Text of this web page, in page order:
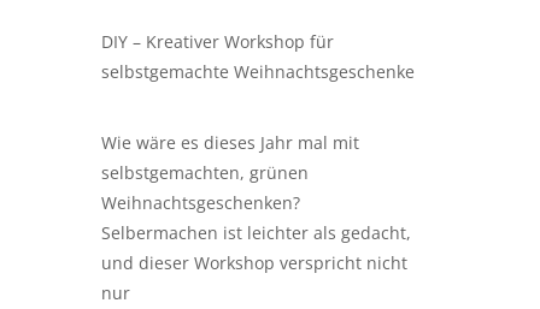
DIY – Kreativer Workshop für
selbstgemachte Weihnachtsgeschenke
Wie wäre es dieses Jahr mal mit
selbstgemachten, grünen
Weihnachtsgeschenken?
Selbermachen ist leichter als gedacht,
und dieser Workshop verspricht nicht
nur